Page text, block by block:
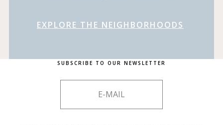
EXPLORE THE NEIGHBORHOODS
SUBSCRIBE TO OUR NEWSLETTER